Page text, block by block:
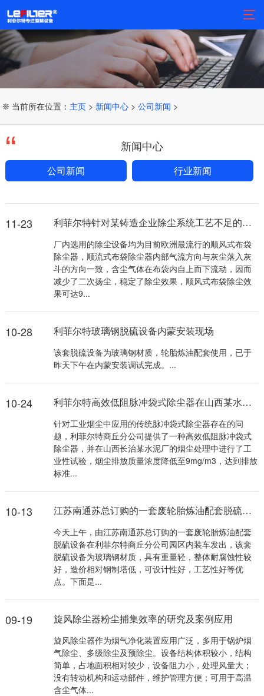
❊ 当前所在位置： 主页 > 新闻中心 >公司新闻 >
新闻中心
公司新闻 行业新闻
11-23 利菲尔特针对某铸造企业除尘系统工艺不足的改造
厂内选用的除尘设备均为目前欧洲最流行的顺风式布袋
除尘器，顺流式布袋除尘器内部气流方向与灰尘落入灰
斗的方向一致，含尘气体在布袋内自上而下流动，因而
减少了二次扬尘，稳定了除尘效果，顺风式布袋除尘效
果可达9...
10-28 利菲尔特玻璃钢脱硫设备内蒙安装现场
该套脱硫设备为玻璃钢材质，轮胎炼油配套使用，已于
昨天下午在内蒙安装调试完成。...
10-24 利菲尔特高效低阻脉冲袋式除尘器在山西某水泥厂达到排放标准
针对工业烟尘中应用的传统脉冲袋式除尘器存在的问
题，利菲尔特商丘分公司提供了一种高效低阻脉冲袋式
除尘器，并在山西长治某水泥厂的烟尘处理中进行了工
业性试验，烟尘排放质量浓度降低至9mg/m3，达到排放
标准...
10-13 江苏南通苏总订购的一套废轮胎炼油配套脱硫设备装车发货
今天上午，由江苏南通苏总订购的一套废轮胎炼油配套
脱硫设备在利菲尔特商丘分公司园区内装车发出，该套
脱硫设备为玻璃钢材质，具有重量轻，整体耐腐蚀性较
好，造价相对钢制塔低，可设计性好，工艺性好等优
点。下面是...
09-19 旋风除尘器粉尘捕集效率的研究及案例应用
旋风除尘器作为烟气净化装置应用广泛，多用于锅炉烟
气除尘、多级除尘及预除尘。设备结构体积较小，结构
简单，占地面积相对较少，设备阻力小，处理风量大；
没有转动机构和运动部件，维护管理方便；可用于高温
含尘气体...